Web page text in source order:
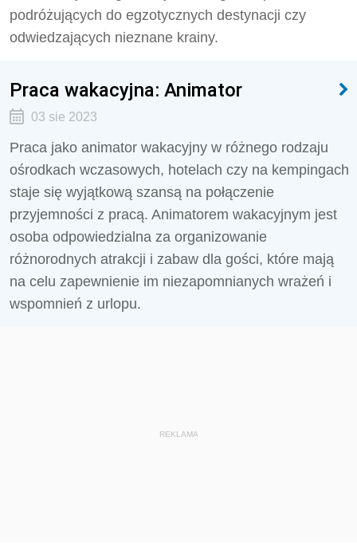
podróżujących do egzotycznych destynacji czy
odwiedzających nieznane krainy.
Praca wakacyjna: Animator
03 sie 2023
Praca jako animator wakacyjny w różnego rodzaju
ośrodkach wczasowych, hotelach czy na kempingach
staje się wyjątkową szansą na połączenie
przyjemności z pracą. Animatorem wakacyjnym jest
osoba odpowiedzialna za organizowanie
różnorodnych atrakcji i zabaw dla gości, które mają
na celu zapewnienie im niezapomnianych wrażeń i
wspomnień z urlopu.
REKLAMA